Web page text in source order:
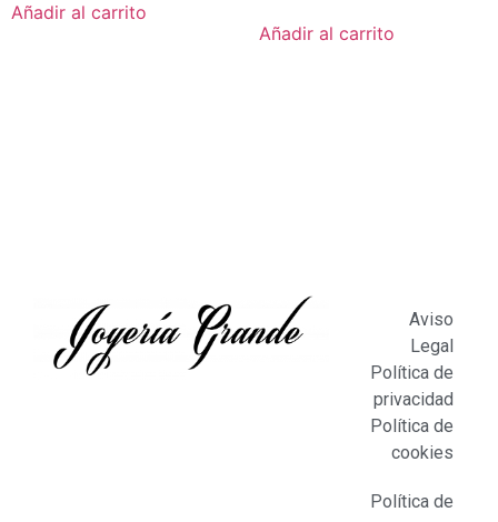
Añadir al carrito
Añadir al carrito
Aviso
Legal
Política de
privacidad
Política de
cookies
Política de